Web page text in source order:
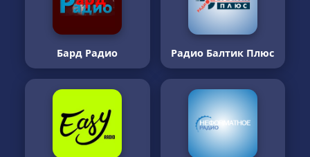
Бард Радио Радио Балтик Плюс